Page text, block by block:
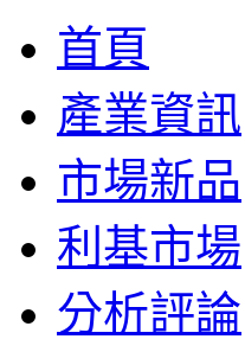
首頁
產業資訊
市場新品
利基市場
分析評論